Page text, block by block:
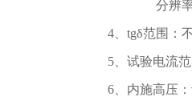
分辨率：Z
4、tgδ范围：
5、试验电流
6、内施高压